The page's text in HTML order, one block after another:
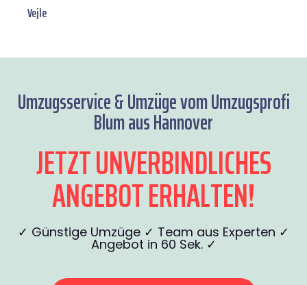
Vejle
Umzugsservice & Umzüge vom Umzugsprofi
Blum aus Hannover
JETZT UNVERBINDLICHES
ANGEBOT ERHALTEN!
✓ Günstige Umzüge ✓ Team aus Experten ✓
Angebot in 60 Sek. ✓